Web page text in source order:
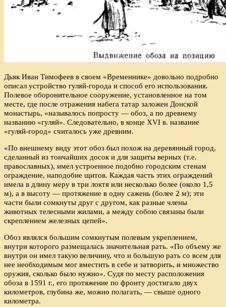
Дьяк Иван Тимофеев в своем «Временнике» довольно подробно
описал устройство гуляй-города и способ его использования.
Полевое оборонительное сооружение, установленное на том
месте, где после отражения набега татар заложен Донской
монастырь, «называлось попросту — обоз, а по древнему
названию «гуляй». Следовательно, в конце XVI в. название
«гуляй-город» считалось уже древним.
«По внешнему виду этот обоз был похож на деревянный город,
сделанный из тончайших досок и для защиты верных (т.е.
православных), имел устроенное подобно городским стенам
ограждение, наподобие щитов. Каждая часть этих ограждений
имела в длину меру в три локтя или несколько более (около 1,5
м), а в высоту — протяжение в одну сажень (более 2 м); эти
части были сомкнуты друг с другом, как разные члены
животных телесными жилами, а между собою связаны были
скреплением железных цепей».
Обоз являлся большим сомкнутым полевым укреплением,
внутри которого размещалась значительная рать. «По объему же
внутри он имел такую величину, что и большую рать со всем для
нее необходимым мог вместить в себе и затворить, и множество
оружия, сколько было нужно». Судя по месту расположения
обоза в 1591 г., его протяжение по фронту достигало двух
километров, глубина же, можно полагать, — свыше одного
километра.